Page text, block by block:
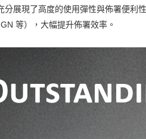
分展現了高度的使用彈性與佈署便利
等），大幅提升佈署效率。